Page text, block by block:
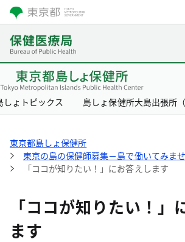
しょトピックス 島しょ保健所大島出張所
東京都島しょ保健所
東京の島の保健師募集－島で働いてみま
「ココが知りたい！」にお答えします
「ココが知りたい！」
ます